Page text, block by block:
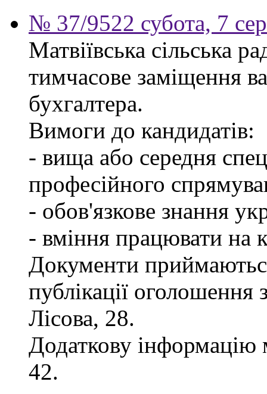
№ 37/9522 субота, 7
Матвіївська сільська
тимчасове заміщення
бухгалтера.
Вимоги до кандидатів:
- вища або середня
професійного
- обов'язкове знання
- вміння працювати на
Документи
публікації оголошення
Лісова, 28.
Додаткову
42.